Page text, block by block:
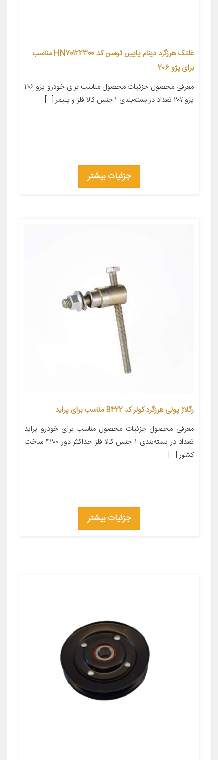
غلتک هرزگرد دینام پایین توسن کد HN70122300 مناسب
برای پژو 206
معرفی محصول جزئیات محصول مناسب برای خودرو پژو ۲۰۶
پژو ۲۰۷ تعداد در بسته‌بندی ۱ جنس کالا فلز و پلیمر […]
جزئیات بیشتر
رگلاژ پولی هرزگرد کولر کد B422 مناسب برای پراید
معرفی محصول جزئیات محصول مناسب برای خودرو پراید
تعداد در بسته‌بندی ۱ جنس کالا فلز حداکثر دور ۴۲۰۰ ساخت
کشور […]
جزئیات بیشتر